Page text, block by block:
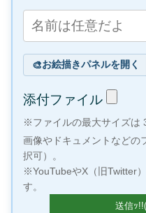
🎨お絵描きパネルを開く
添付ファイル
※ファイルの最大サイズは
画像やドキュメントなどの
択可）。
※YouTubeやX（旧Twitter
す。